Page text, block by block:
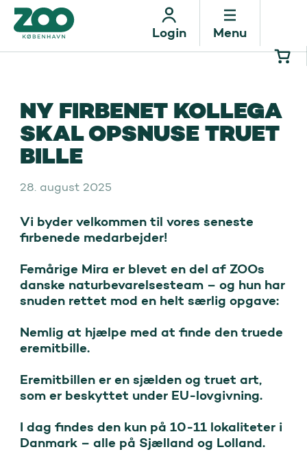
Menu
Login
NY FIRBENET KOLLEGA
SKAL OPSNUSE TRUET
BILLE
28. august 2025
Vi byder velkommen til vores seneste
firbenede medarbejder!
Femårige Mira er blevet en del af ZOOs
danske naturbevarelsesteam – og hun har
snuden rettet mod en helt særlig opgave:
Nemlig at hjælpe med at finde den truede
eremitbille.
Eremitbillen er en sjælden og truet art,
som er beskyttet under EU-lovgivning.
I dag findes den kun på 10-11 lokaliteter i
Danmark – alle på Sjælland og Lolland.